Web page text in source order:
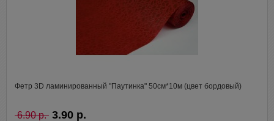
Фетр 3D ламинированный "Паутинка" 50см*10м (цвет бордовый)
6.90 р. 3.90 р.